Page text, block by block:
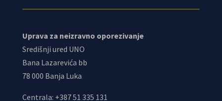
Uprava za neizravno oporezivanje
Središnji ured UNO
Bana Lazarevića bb
78 000 Banja Luka
Centrala: +387 51 335 131